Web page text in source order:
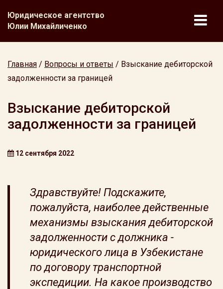
Юридическое агентство
Юлии Михайличенко
Главная / Вопросы и ответы / Взыскание дебиторской
задолженности за границей
Взыскание дебиторской
задолженности за границей
12 сентября 2022
Здравствуйте! Подскажите,
пожалуйста, наиболее действенные
механизмы взыскания дебиторской
задолженности с должника -
юридического лица в Узбекистане
по договору транспортной
экспедиции. На какое производство